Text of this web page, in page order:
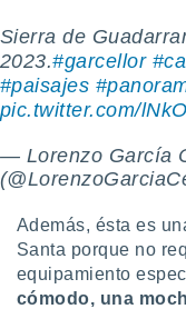
Sierra de
2023.#garcellor
#paisajes
pic.twitter.com/
— Lorenzo García
Además, ésta es
Santa porque no
equipamiento
cómodo, una